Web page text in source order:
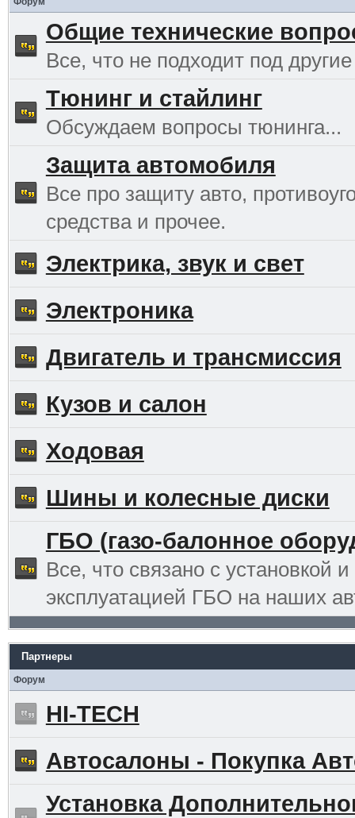
Общие технические
Все, что не подходит под другие
Тюнинг и стайлинг
Обсуждаем вопросы тюнинга...
Защита автомобиля
Все про защиту авто,
средства и прочее.
Электрика, звук и свет
Электроника
Двигатель и трансмиссия
Кузов и салон
Ходовая
Шины и колесные диски
ГБО (газо-балонное
Все, что связано с установкой и
эксплуатацией ГБО на наших
Партнеры
Форум
HI-TECH
Автосалоны - Покупка
Установка